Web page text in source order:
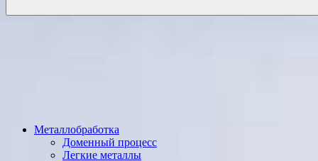
Металлобработка
Доменный процесс
Легкие металлы